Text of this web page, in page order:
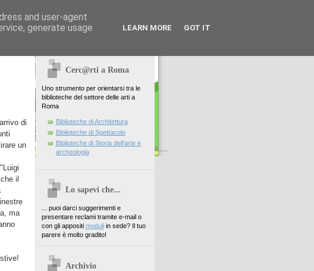
di
un
il
ma
Cerc@rti a Roma
Uno strumento per orientarsi tra le
biblioteche del settore delle arti a
Roma
Biblioteche di Architettura
Biblioteche di Spettacolo
Biblioteche di Storia dell'arte e
archeologia
Lo sapevi che...
... puoi darci suggerimenti e
presentare reclami tramite e-mail o
con gli appositi moduliin sede? Il tuo
parere è molto gradito!
Archivio
and user-agent
generate usage
LEARN MORE GOT IT